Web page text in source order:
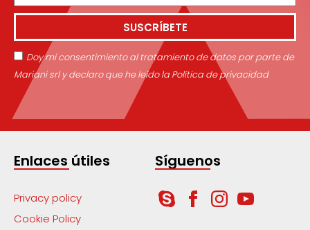
Doy mi consentimiento al tratamiento de datos por parte de
Mariani srl y declaro que he leído la Política de privacidad
SUSCRÍBETE
Enlaces útiles
Privacy policy
Cookie Policy
Síguenos